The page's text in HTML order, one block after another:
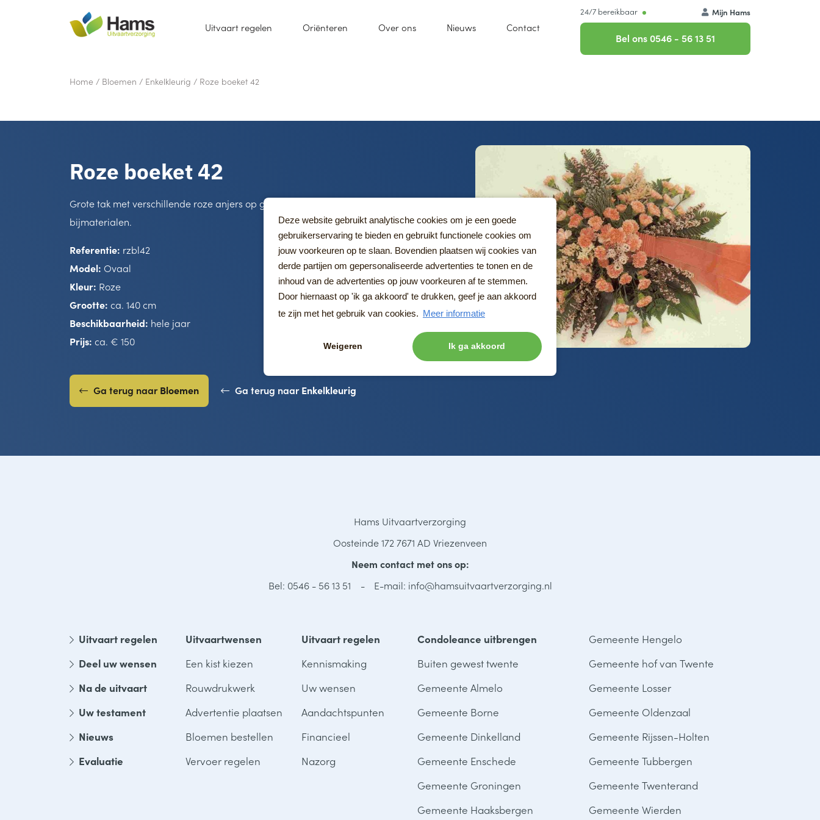
Deze website gebruikt analytische cookies om je een goede
gebruikerservaring te bieden en gebruikt functionele cookies om
jouw voorkeuren op te slaan. Bovendien plaatsen wij cookies van
derde partijen om gepersonaliseerde advertenties te tonen en de
inhoud van de advertenties op jouw voorkeuren af te stemmen.
Door hiernaast op 'ik ga akkoord' te drukken, geef je aan akkoord
te zijn met het gebruik van cookies. Meer informatie
Weigeren Ik ga akkoord
Uitvaart regelen Oriënteren Over ons Nieuws Contact
24/7 bereikbaar Mijn Hams
Bel ons 0546 - 56 13 51
Home / Bloemen / Enkelkleurig / Roze boeket 42
Roze boeket 42
Grote tak met verschillende roze anjers op groepen gestoken met diverse
bijmaterialen.
Referentie: rzbl42
Model: Ovaal
Kleur: Roze
Grootte: ca. 140 cm
Beschikbaarheid: hele jaar
Prijs: ca. € 150
Ga terug naarBloemen Ga terug naarEnkelkleurig
Hams Uitvaartverzorging
Oosteinde 172 7671 AD Vriezenveen
Neem contact met ons op:
Bel: 0546 - 56 13 51
E-mail: info@hamsuitvaartverzorging.nl
Uitvaart regelen
Deel uw wensen
Na de uitvaart
Uw testament
Nieuws
Evaluatie
Uitvaartwensen
Een kist kiezen
Rouwdrukwerk
Advertentie plaatsen
Bloemen bestellen
Vervoer regelen
Uitvaart regelen
Kennismaking
Uw wensen
Aandachtspunten
Financieel
Nazorg
Condoleance uitbrengen
Buiten gewest twente
Gemeente Almelo
Gemeente Borne
Gemeente Dinkelland
Gemeente Enschede
Gemeente Groningen
Gemeente Haaksbergen
Gemeente Hengelo
Gemeente hof van Twente
Gemeente Losser
Gemeente Oldenzaal
Gemeente Rijssen-Holten
Gemeente Tubbergen
Gemeente Twenterand
Gemeente Wierden